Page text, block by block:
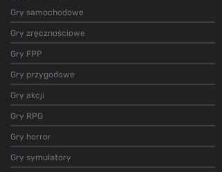
Gry samochodowe
Gry zręcznościowe
Gry FPP
Gry przygodowe
Gry akcji
Gry RPG
Gry horror
Gry symulatory